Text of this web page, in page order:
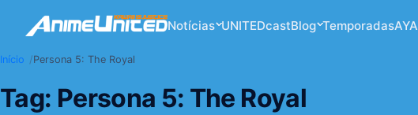
Notícias UNITEDcastBlog TemporadasAYA
Início Persona 5: The Royal
Tag: Persona 5: The Royal